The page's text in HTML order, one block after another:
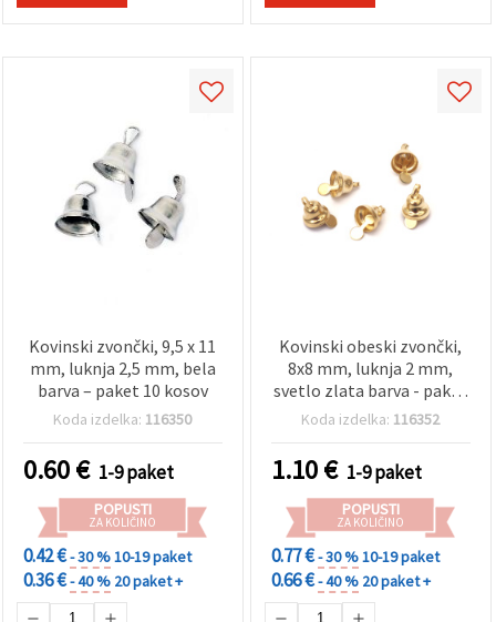
Kovinski zvončki, 9,5 x 11
mm, luknja 2,5 mm, bela
barva – paket 10 kosov
Koda izdelka: 116350
0.60€ 1-9 paket
POPUSTI
ZA KOLIČINO
0.42 €- 30 %10-19 paket
0.36 €- 40 % 20 paket +
Kovinski obeski zvončki,
8x8 mm, luknja 2 mm,
svetlo zlata barva - paket
10 kosov
Koda izdelka: 116352
1.10€ 1-9 paket
POPUSTI
ZA KOLIČINO
0.77 €- 30 %10-19 paket
0.66 €- 40 % 20 paket +